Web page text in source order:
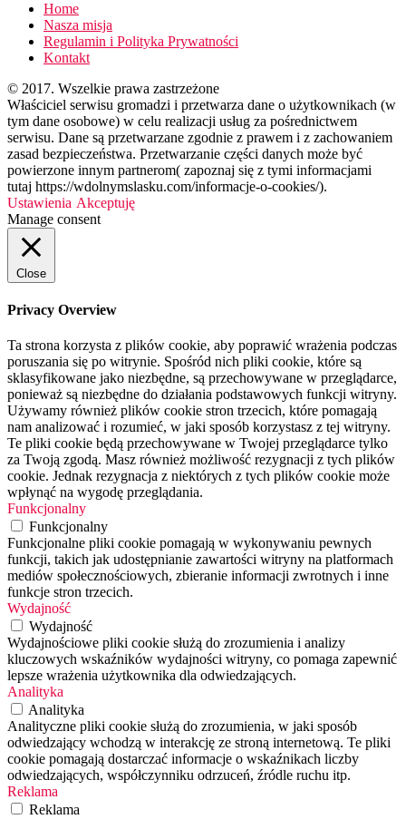
Home
Nasza misja
Regulamin i Polityka Prywatności
Kontakt
© 2017. Wszelkie prawa zastrzeżone
Właściciel serwisu gromadzi i przetwarza dane o użytkownikach (w
tym dane osobowe) w celu realizacji usług za pośrednictwem
serwisu. Dane są przetwarzane zgodnie z prawem i z zachowaniem
zasad bezpieczeństwa. Przetwarzanie części danych może być
powierzone innym partnerom( zapoznaj się z tymi informacjami
tutaj https://wdolnymslasku.com/informacje-o-cookies/).
Ustawienia Akceptuję
Manage consent
Close
Privacy Overview
Ta strona korzysta z plików cookie, aby poprawić wrażenia podczas
poruszania się po witrynie. Spośród nich pliki cookie, które są
sklasyfikowane jako niezbędne, są przechowywane w przeglądarce,
ponieważ są niezbędne do działania podstawowych funkcji witryny.
Używamy również plików cookie stron trzecich, które pomagają
nam analizować i rozumieć, w jaki sposób korzystasz z tej witryny.
Te pliki cookie będą przechowywane w Twojej przeglądarce tylko
za Twoją zgodą. Masz również możliwość rezygnacji z tych plików
cookie. Jednak rezygnacja z niektórych z tych plików cookie może
wpłynąć na wygodę przeglądania.
Funkcjonalny
Funkcjonalny
Funkcjonalne pliki cookie pomagają w wykonywaniu pewnych
funkcji, takich jak udostępnianie zawartości witryny na platformach
mediów społecznościowych, zbieranie informacji zwrotnych i inne
funkcje stron trzecich.
Wydajność
Wydajność
Wydajnościowe pliki cookie służą do zrozumienia i analizy
kluczowych wskaźników wydajności witryny, co pomaga zapewnić
lepsze wrażenia użytkownika dla odwiedzających.
Analityka
Analityka
Analityczne pliki cookie służą do zrozumienia, w jaki sposób
odwiedzający wchodzą w interakcję ze stroną internetową. Te pliki
cookie pomagają dostarczać informacje o wskaźnikach liczby
odwiedzających, współczynniku odrzuceń, źródle ruchu itp.
Reklama
Reklama